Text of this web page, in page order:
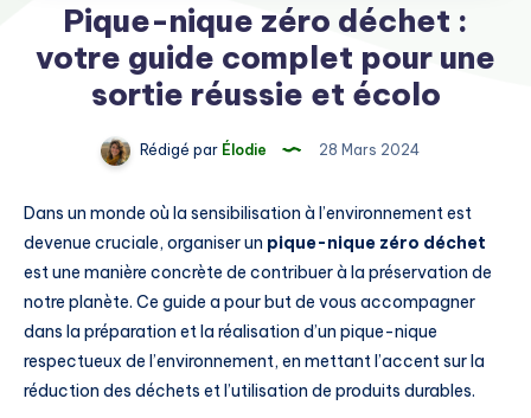
Pique-nique zéro déchet :
votre guide complet pour une
sortie réussie et écolo
Rédigé parÉlodie 28 Mars 2024
Dans un monde où la sensibilisation à l’environnement est
devenue cruciale, organiser un pique-nique zéro déchet
est une manière concrète de contribuer à la préservation de
notre planète. Ce guide a pour but de vous accompagner
dans la préparation et la réalisation d’un pique-nique
respectueux de l’environnement, en mettant l’accent sur la
réduction des déchets et l’utilisation de produits durables.